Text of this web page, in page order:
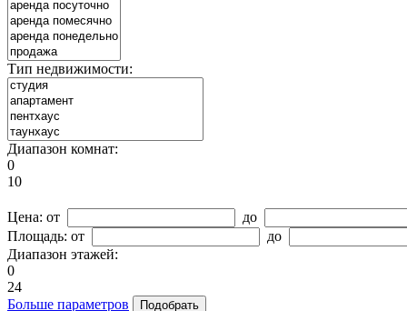
Тип недвижимости:
Диапазон комнат:
0
10
Цена: от до
Площадь: от
до
Диапазон этажей:
0
24
Больше параметров